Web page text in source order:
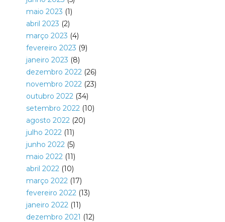
maio 2023 (1)
abril 2023 (2)
março 2023 (4)
fevereiro 2023 (9)
janeiro 2023 (8)
dezembro 2022(26)
novembro 2022(23)
outubro 2022(34)
setembro 2022(10)
agosto 2022(20)
julho 2022(11)
junho 2022(5)
maio 2022(11)
abril 2022(10)
março 2022(17)
fevereiro 2022(13)
janeiro 2022(11)
dezembro 2021 (12)